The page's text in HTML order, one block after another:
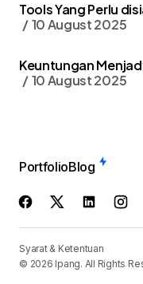
Tools Yang Perlu
10 August 2025
Keuntungan
10 August 2025
PortfolioBlog
Syarat & Ketentuan
© 2026 Ipang. All Rights